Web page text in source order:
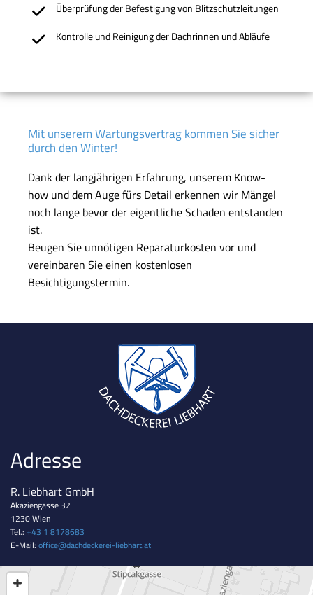
Überprüfung der Befestigung von Blitzschutzleitungen
Kontrolle und Reinigung der Dachrinnen und Abläufe
Mit unserem Wartungsvertrag kommen Sie sicher
durch den Winter!
Dank der langjährigen Erfahrung, unserem Know-
how und dem Auge fürs Detail erkennen wir Mängel
noch lange bevor der eigentliche Schaden entstanden
ist.
Beugen Sie unnötigen Reparaturkosten vor und
vereinbaren Sie einen kostenlosen
Besichtigungstermin.
Adresse
R. Liebhart GmbH
Akaziengasse 32
1230 Wien
Tel.: +43 1 8178683
E-Mail: office@dachdeckerei-liebhart.at